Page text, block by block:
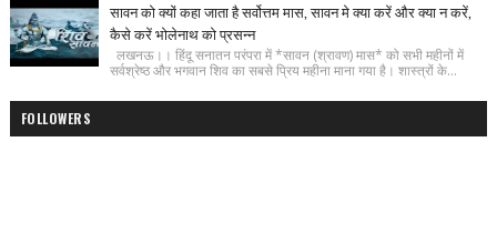
सावन को क्यों कहा जाता है सर्वोत्तम मास, सावन मे क्या करें और क्या न करें,
कैसे करें भोलेनाथ को प्रसन्न
लखनऊ।। हिंदू सनातन परंपरा में *सावन (श्रावण) मास* को सभी महीनों में
सर्वश्रेष्ठ और भगवान शिव का सबसे प्रिय महीना माना गया है। शास्त्रों के...
FOLLOWERS